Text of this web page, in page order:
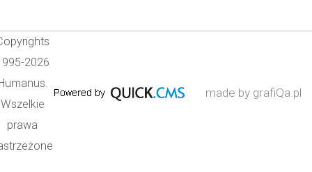
2026
Wszelkie
prawa
made by grafiQa.pl